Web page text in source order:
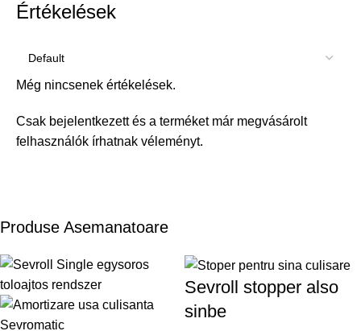
Értékelések
Még nincsenek értékelések.
Csak bejelentkezett és a terméket már megvásárolt
felhasználók írhatnak véleményt.
Produse Asemanatoare
Sevroll stopper also
sinbe